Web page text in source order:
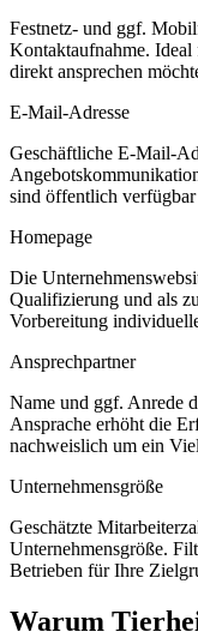
Festnetz- und ggf.
Kontaktaufnahme. Ideal
direkt ansprechen
E-Mail-Adresse
Geschäftliche E-Mail-
sind öffentlich
Homepage
Die
Qualifizierung und als
Vorbereitung
Ansprechpartner
Name und ggf. Anrede
Ansprache erhöht die
nachweislich um ein
Unternehmensgröße
Geschätzte
Unternehmensgröße.
Betrieben für Ihre
Warum